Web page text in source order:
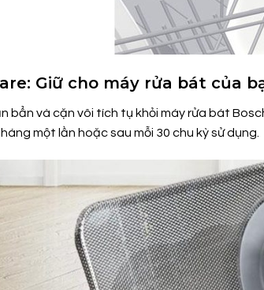
Giữ cho máy rửa bát của
bẩn và cặn vôi tích tụ khỏi máy rửa bát
một lần hoặc sau mỗi 30 chu kỳ sử dụng.